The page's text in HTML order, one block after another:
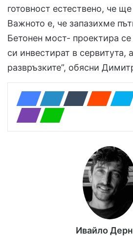
готовност естествено, че
Важното е, че запазихме
Бетонен мост- проектира
си инвестират в сервитута,
развръзките”, обясни
Ивайло